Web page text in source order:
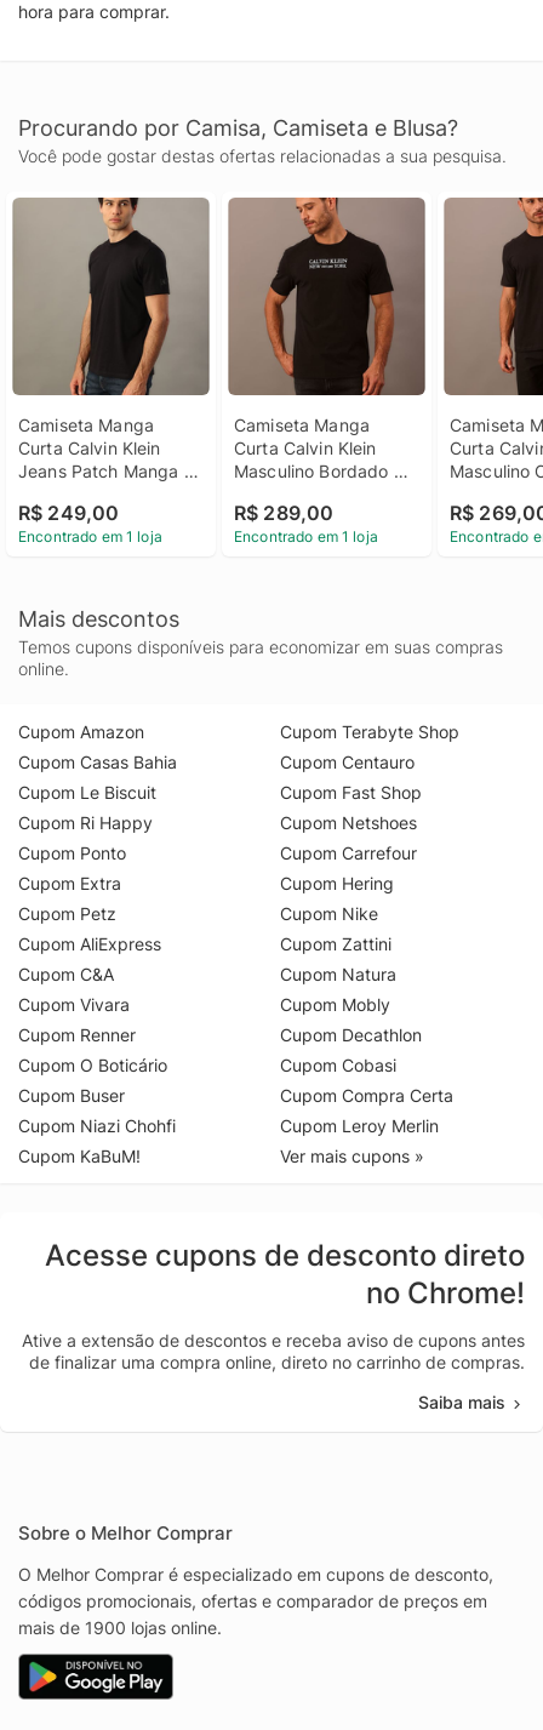
hora para comprar.
Procurando por Camisa, Camiseta e Blusa?
Você pode gostar destas ofertas relacionadas a sua pesquisa.
Camiseta Manga
Curta Calvin Klein
Jeans Patch Manga -
Manga Curta Calvin
Klein Jeans Patch
R$ 249,00
Encontrado em 1 loja
Camiseta Manga
Curta Calvin Klein
Masculino Bordado
Camiseta Manga
Curta Calvin Klein
R$ 289,00
Encontrado em 1 loja
Camiseta
Curta
Masculino
Camiseta
Curta
R$
Encontrado
Mais descontos
Temos cupons disponíveis para economizar em suas compras
online.
Cupom Amazon
Cupom Casas Bahia
Cupom Le Biscuit
Cupom Ri Happy
Cupom Ponto
Cupom Extra
Cupom Petz
Cupom AliExpress
Cupom C&A
Cupom Vivara
Cupom Renner
Cupom O Boticário
Cupom Buser
Cupom Niazi Chohfi
Cupom KaBuM!
Cupom Terabyte Shop
Cupom Centauro
Cupom Fast Shop
Cupom Netshoes
Cupom Carrefour
Cupom Hering
Cupom Nike
Cupom Zattini
Cupom Natura
Cupom Mobly
Cupom Decathlon
Cupom Cobasi
Cupom Compra Certa
Cupom Leroy Merlin
Ver mais cupons »
Acesse cupons de desconto direto
no Chrome!
Ative a extensão de descontos e receba aviso de cupons antes
de finalizar uma compra online, direto no carrinho de compras.
Saiba mais
Sobre o Melhor Comprar
O Melhor Comprar é especializado em cupons de desconto,
códigos promocionais, ofertas e comparador de preços em
mais de 1900 lojas online.